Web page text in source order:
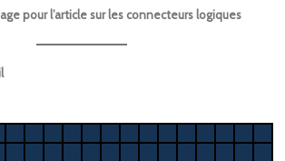
pour l’article sur les connecteurs logiques